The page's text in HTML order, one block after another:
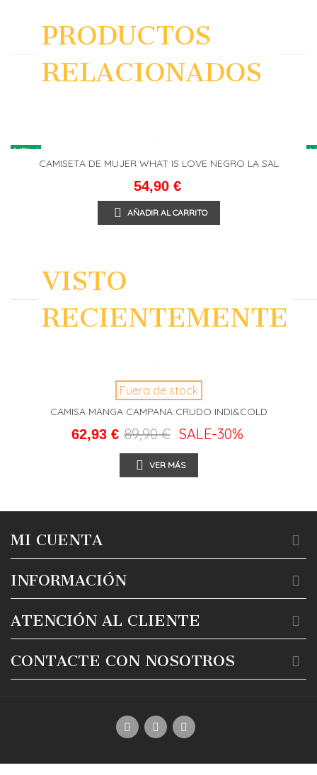
PRODUCTOS
RELACIONADOS
NEW
CAMISETA DE MUJER WHAT IS LOVE NEGRO LA SAL
54,90 €
AÑADIR AL CARRITO
VISTO
RECIENTEMENTE
Fuera de stock
CAMISA MANGA CAMPANA CRUDO INDI&COLD
62,93 € 89,90 € SALE-30%
VER MÁS
MI CUENTA
INFORMACIÓN
ATENCIÓN AL CLIENTE
CONTACTE CON NOSOTROS